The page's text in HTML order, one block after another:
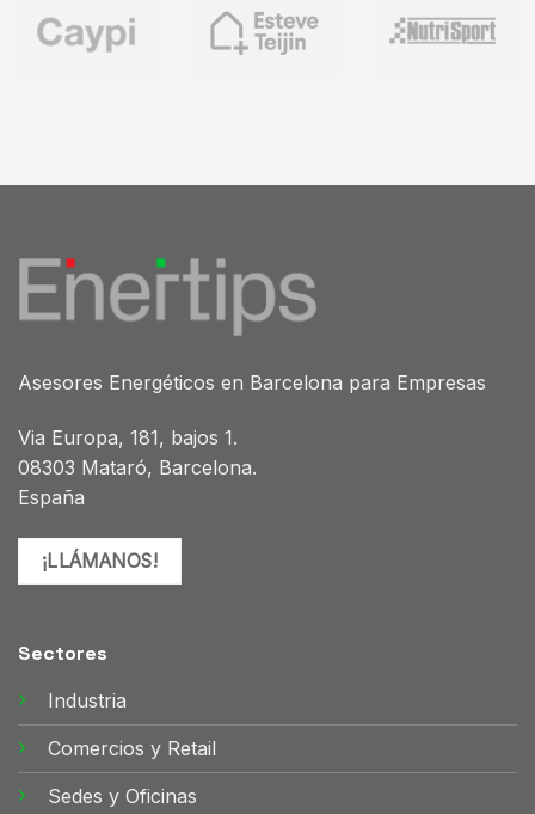
Asesores Energéticos en Barcelona para Empresas
Via Europa, 181, bajos 1.
08303 Mataró, Barcelona.
España
¡LLÁMANOS!
Sectores
Industria
Comercios y Retail
Sedes y Oficinas